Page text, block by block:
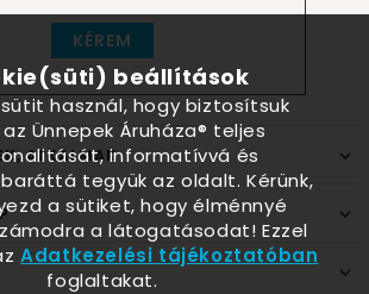
KÉREM
ALKALMAK
beállítások
használ, hogy biztosítsuk
Ünnepek Áruháza® teljes
informatívvá és
tegyük az oldalt. Kérünk,
a sütiket, hogy élménnyé
a látogatásodat! Ezzel
Adatkezelési tájékoztatóban
foglaltakat.